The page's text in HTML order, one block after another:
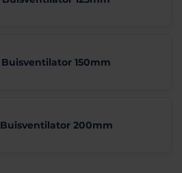
Buisventilator 150mm
Buisventilator 200mm